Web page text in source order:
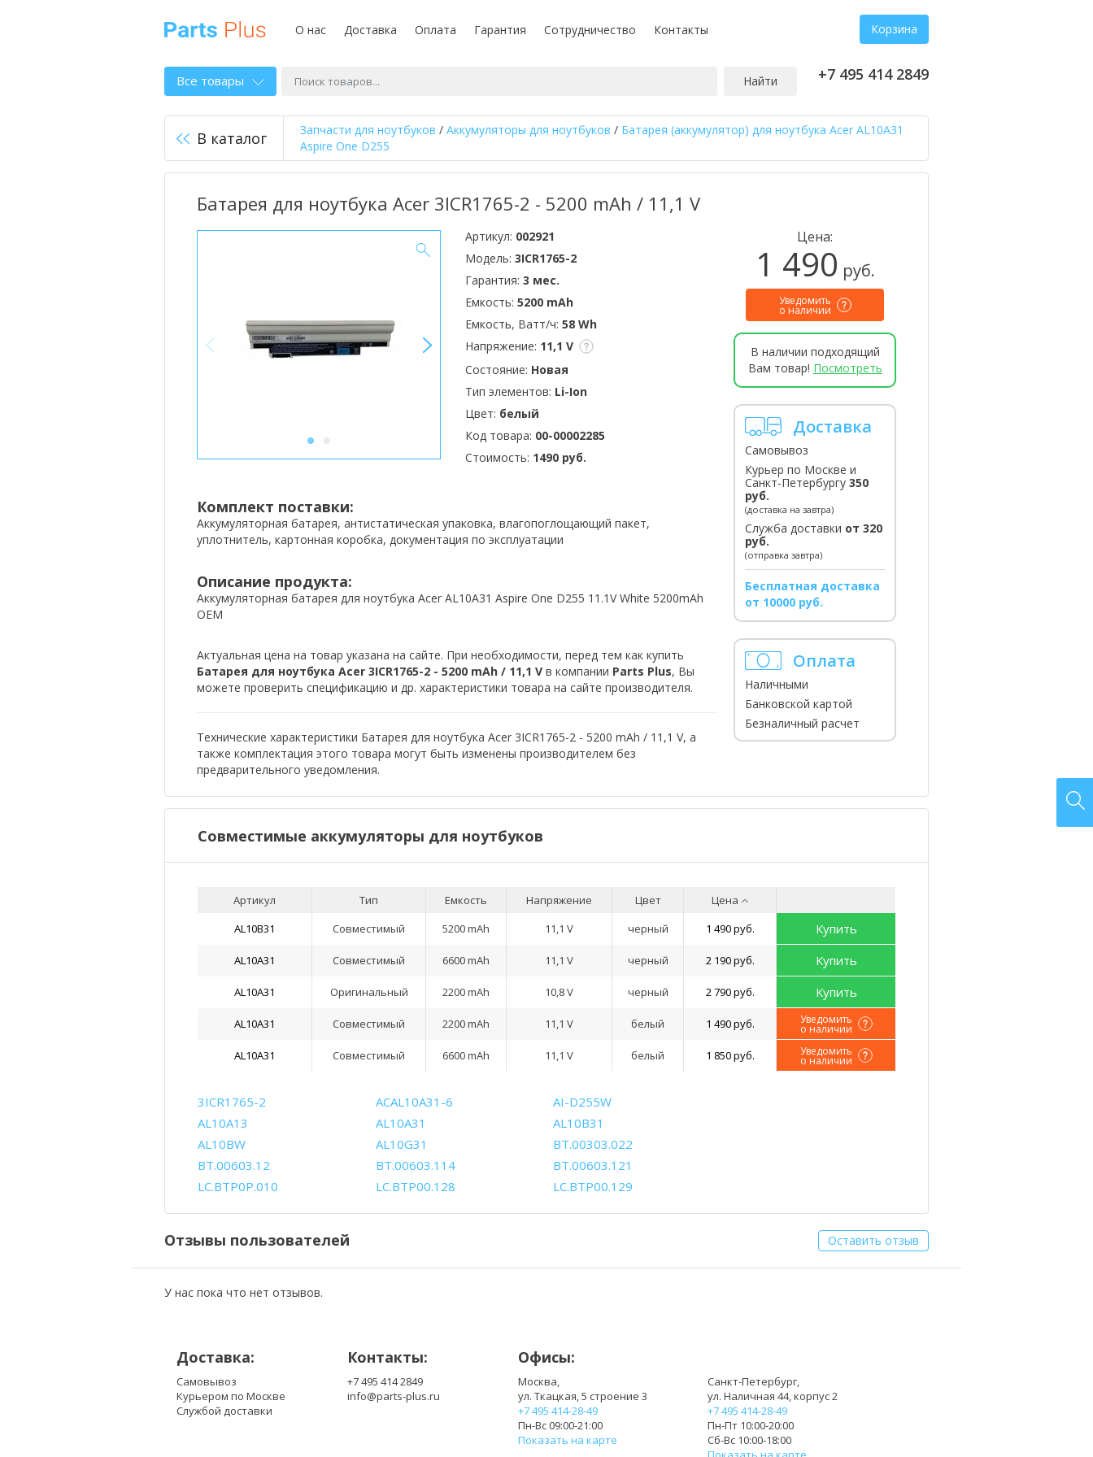
О нас Доставка Оплата Гарантия Сотрудничество Контакты Корзина
Все товары Найти +7 495 414 2849
В каталог Запчасти для ноутбуков / Аккумуляторы для ноутбуков / Батарея (аккумулятор) для ноутбука Acer AL10A31
Aspire One D255
Батарея для ноутбука Acer 3ICR1765-2 - 5200 mAh / 11,1 V
1
Артикул: 002921
Модель: 3ICR1765-2
Гарантия: 3 мес.
Емкость: 5200 mAh
Емкость, Ватт/ч: 58 Wh
Напряжение: 11,1 V
Состояние: Новая
Тип элементов: Li-Ion
Цвет: белый
Код товара: 00-00002285
Стоимость: 1490 руб.
Комплект поставки:
Аккумуляторная батарея, антистатическая упаковка, влагопоглощающий пакет,
уплотнитель, картонная коробка, документация по эксплуатации
Описание продукта:
Аккумуляторная батарея для ноутбука Acer AL10A31 Aspire One D255 11.1V White 5200mAh
OEM
Актуальная цена на товар указана на сайте. При необходимости, перед тем как купить
Батарея для ноутбука Acer 3ICR1765-2 - 5200 mAh / 11,1 V в компании Parts Plus, Вы
можете проверить спецификацию и др. характеристики товара на сайте производителя.
Технические характеристики Батарея для ноутбука Acer 3ICR1765-2 - 5200 mAh / 11,1 V, а
также комплектация этого товара могут быть изменены производителем без
предварительного уведомления.
Цена:
1 490 руб.
Уведомить
о наличии
В наличии подходящий
Вам товар! Посмотреть
Доставка
Самовывоз
Курьер по Москве и
Санкт-Петербургу 350
руб.
(доставка на завтра)
Служба доставки от 320
руб.
(отправка завтра)
Бесплатная доставка
от 10000 руб.
Оплата
Наличными
Банковской картой
Безналичный расчет
Совместимые аккумуляторы для ноутбуков
Артикул Тип Емкость Напряжение Цвет
Цена
AL10B31
Совместимый 5200 mAh 11,1 V черный 1 490 руб. Купить
AL10A31 Совместимый 6600 mAh 11,1 V черный 2 190 руб. Купить
AL10A31 Оригинальный 2200 mAh 10,8 V черный 2 790 руб. Купить
AL10A31 Совместимый 2200 mAh 11,1 V белый 1 490 руб. Уведомить
о наличии
AL10A31 Совместимый 6600 mAh 11,1 V белый 1 850 руб. Уведомить
о наличии
3ICR1765-2 ACAL10A31-6
AI-D255W
AL10A13
AL10A31
AL10B31
AL10BW
AL10G31
BT.00303.022
BT.00603.12
BT.00603.114
BT.00603.121
LC.BTP0P.010
LC.BTP00.128 LC.BTP00.129
Отзывы пользователей Оставить отзыв
У нас пока что нет отзывов.
Доставка:
Самовывоз
Курьером по Москве
Службой доставки
Контакты:
+7 495 414 2849
info@parts-plus.ru
Офисы:
Москва,
ул. Ткацкая, 5 строение 3
+7 495 414-28-49
Пн-Вс 09:00-21:00
Показать на карте
Санкт-Петербург,
ул. Наличная 44, корпус 2
+7 495 414-28-49
Пн-Пт 10:00-20:00
Сб-Вс 10:00-18:00